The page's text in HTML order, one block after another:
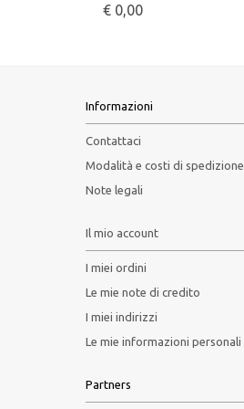
€ 0,00
Informazioni
Contattaci
Modalità e costi di spedizione
Note legali
Il mio account
I miei ordini
Le mie note di credito
I miei indirizzi
Le mie informazioni personali
Partners